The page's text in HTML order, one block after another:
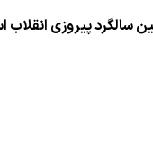
سالگرد پیروزی انقلاب